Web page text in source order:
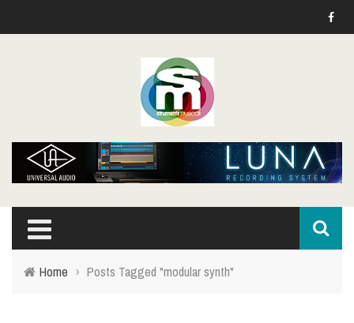
Home › Posts Tagged "modular synth"